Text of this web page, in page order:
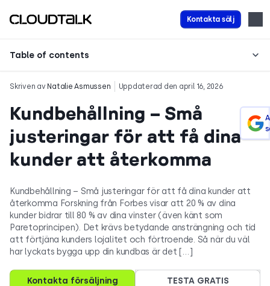
Kontakta sälj
Table of contents
Skriven av Natalie Asmussen Uppdaterad den april 16, 2026
Kundbehållning – Små
justeringar för att få dina
kunder att återkomma
Kundbehållning – Små justeringar för att få dina kunder att
återkomma Forskning från Forbes visar att 20 % av dina
kunder bidrar till 80 % av dina vinster (även känt som
Paretoprincipen). Det krävs betydande ansträngning och tid
att förtjäna kunders lojalitet och förtroende. Så när du väl
har lyckats bygga upp din kundbas är det […]
Kontakta försäljning TESTA GRATIS